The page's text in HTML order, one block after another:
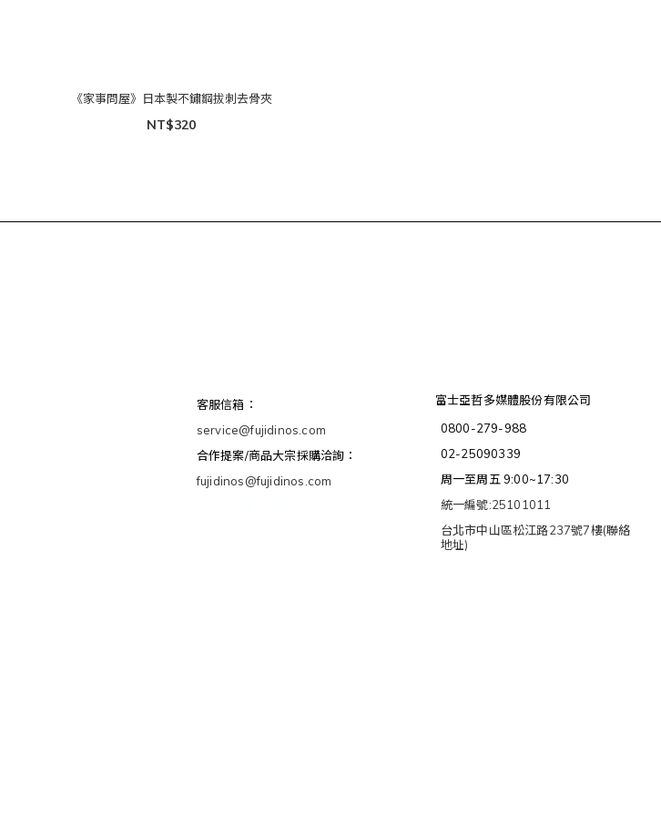
《家事問屋》日本製不鏽鋼拔刺去骨夾
NT$320
客服信箱：
service@fujidinos.com
合作提案/商品大宗採購洽詢：
fujidinos@fujidinos.com
富士亞哲多媒體股份有限公司
0800-279-988
02-25090339
周一至周五 9:00~17:30
統一編號:25101011
台北市中山區松江路237號7樓(聯絡
地址)